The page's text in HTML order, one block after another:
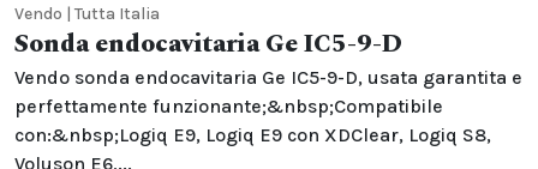
Vendo | Tutta Italia
Sonda endocavitaria Ge IC5-9-D
Vendo sonda endocavitaria Ge IC5-9-D, usata garantita e
perfettamente funzionante;&nbsp;Compatibile
con:&nbsp;Logiq E9, Logiq E9 con XDClear, Logiq S8,
Voluson E6,...